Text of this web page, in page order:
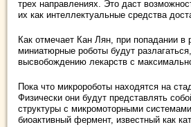
трех направлениях. Это даст
их как интеллектуальные средства
Как отмечает Кан Лян, при попадании в
миниатюрные роботы будут
высвобождению лекарств с
Пока что микророботы находятся на
Физически они будут представлять
структуры с микромоторными
биоактивный фермент, известный как